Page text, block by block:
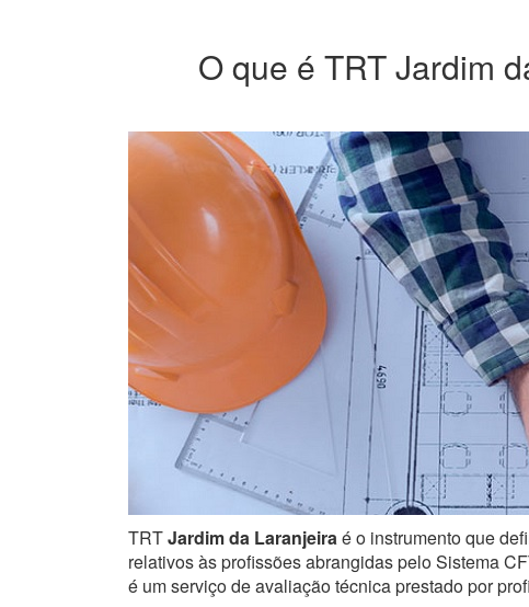
O que é TRT Jardim
TRTJardim da Laranjeiraé o instrumento que
relativos às profissões abrangidas pelo Sistema
é um serviço de avaliação técnica prestado por